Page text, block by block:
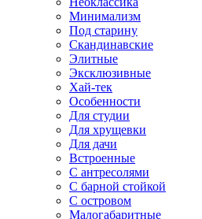
Минимализм
Под старину
Скандинавские
Элитные
Эксклюзивные
Хай-тек
Особенности
Для студии
Для хрущевки
Для дачи
Встроенные
С антресолями
С барной стойкой
С островом
Малогабаритные